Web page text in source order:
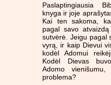
Paslaptingiausia
knyga ir joje
Kai ten sakoma,
pagal savo
sutvėrė. Jeigu pagal
vyrą, ir kaip Dievui
kodėl Adomui
Kodėl Dievas
Adomo
problema?